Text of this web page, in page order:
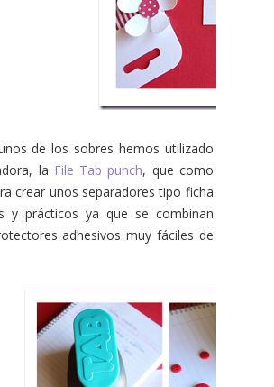
de los sobres hemos utilizado
la File Tab punch, que como
crear unos separadores tipo ficha
y prácticos ya que se combinan
adhesivos muy fáciles de